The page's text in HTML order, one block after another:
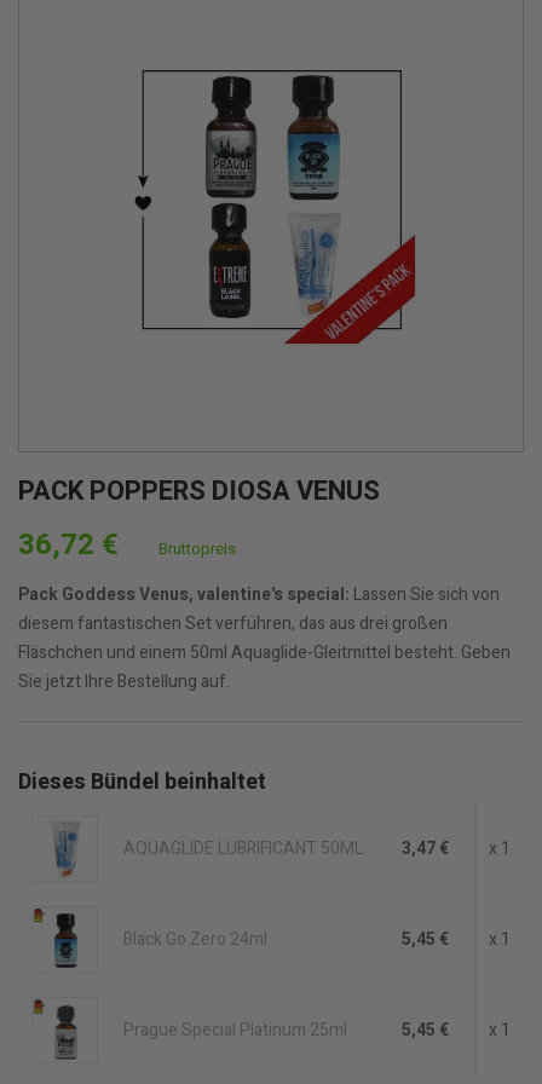
PACK POPPERS DIOSA VENUS
36,72 € Bruttopreis
Pack Goddess Venus, valentine's special: Lassen Sie sich von
diesem fantastischen Set verführen, das aus drei großen
Fläschchen und einem 50ml Aquaglide-Gleitmittel besteht. Geben
Sie jetzt Ihre Bestellung auf.
Dieses Bündel beinhaltet
AQUAGLIDE LUBRIFICANT 50ML 3,47 € x 1
Black Go Zero 24ml 5,45 € x 1
Prague Special Platinum 25ml 5,45 € x 1